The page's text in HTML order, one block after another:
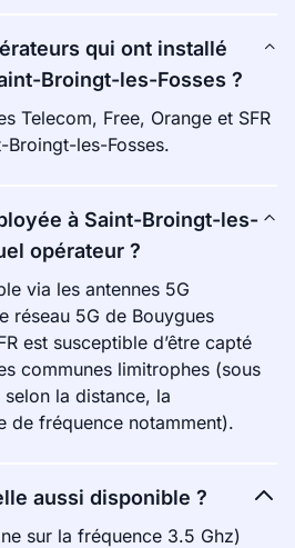
qui ont installé
Broingt-les-Fosses ?
Telecom, Free, Orange et SFR
Broingt-les-Fosses.
à Saint-Broingt-les-
opérateur ?
via les antennes 5G
réseau 5G de Bouygues
est susceptible d’être capté
communes limitrophes (sous
la distance, la
de fréquence notamment).
aussi disponible ?
sur la fréquence 3.5 Ghz)